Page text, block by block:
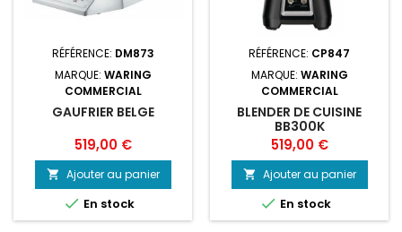
RÉFÉRENCE: DM873
MARQUE: WARING
COMMERCIAL
GAUFRIER BELGE
Prix
519,00 €
 Ajouter au panier
 En stock
RÉFÉRENCE: CP847
MARQUE: WARING
COMMERCIAL
BLENDER DE CUISINE
BB300K
Prix
519,00 €
 Ajouter au panier
 En stock